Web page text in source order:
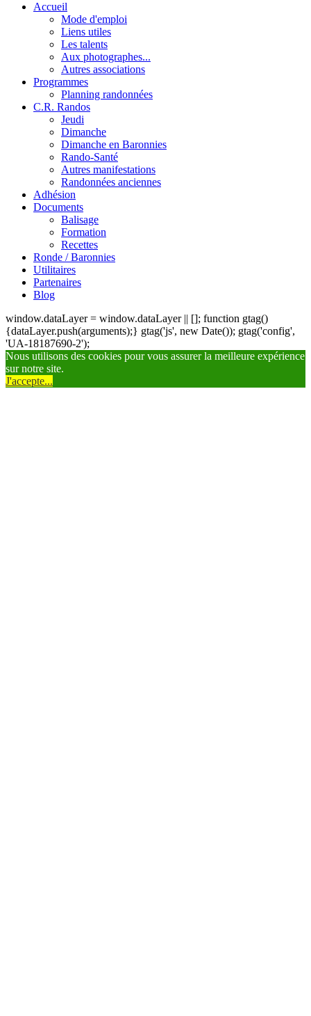
Accueil
Mode d'emploi
Liens utiles
Les talents
Aux photographes...
Autres associations
Programmes
Planning randonnées
C.R. Randos
Jeudi
Dimanche
Dimanche en Baronnies
Rando-Santé
Autres manifestations
Randonnées anciennes
Adhésion
Documents
Balisage
Formation
Recettes
Ronde / Baronnies
Utilitaires
Partenaires
Blog
window.dataLayer = window.dataLayer || []; function gtag()
{dataLayer.push(arguments);} gtag('js', new Date()); gtag('config',
'UA-18187690-2');
Nous utilisons des cookies pour vous assurer la meilleure expérience
sur notre site.
J'accepte...